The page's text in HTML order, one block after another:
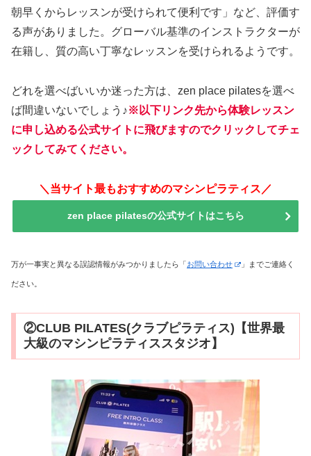
朝早くからレッスンが受けられて便利です」など、評価す
る声がありました。グローバル基準のインストラクターが
在籍し、質の高い丁寧なレッスンを受けられるようです。
どれを選べばいいか迷った方は、zen place pilatesを選べ
ば間違いないでしょう♪※以下リンク先から体験レッスン
に申し込める公式サイトに飛びますのでクリックしてチェ
ックしてみてください。
＼当サイト最もおすすめのマシンピラティス／
zen place pilatesの公式サイトはこちら
万が一事実と異なる誤認情報がみつかりましたら「お問い合わせ 」までご連絡く
ださい。
②CLUB PILATES(クラブピラティス)【世界最
大級のマシンピラティススタジオ】